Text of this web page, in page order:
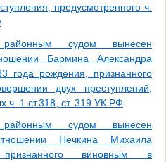
предусмотренного ч.
районным судом вынесен
Бармина Александра
года рождения, признанного
двух преступлений,
ч. 1 ст.318, ст. 319 УК РФ
районным судом вынесен
Нечкина Михаила
признанного виновным в